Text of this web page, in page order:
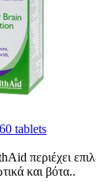
tablets
περιέχει
και βότα..